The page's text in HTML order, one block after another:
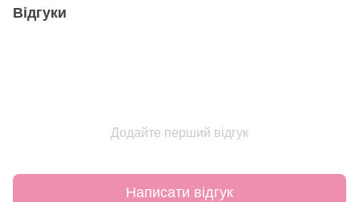
Відгуки
Додайте перший відгук
Написати відгук